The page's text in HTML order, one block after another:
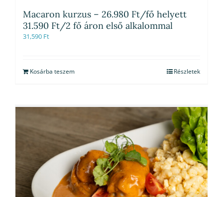
Macaron kurzus – 26.980 Ft/fő helyett
31.590 Ft/2 fő áron első alkalommal
31,590 Ft
Kosárba teszem Részletek